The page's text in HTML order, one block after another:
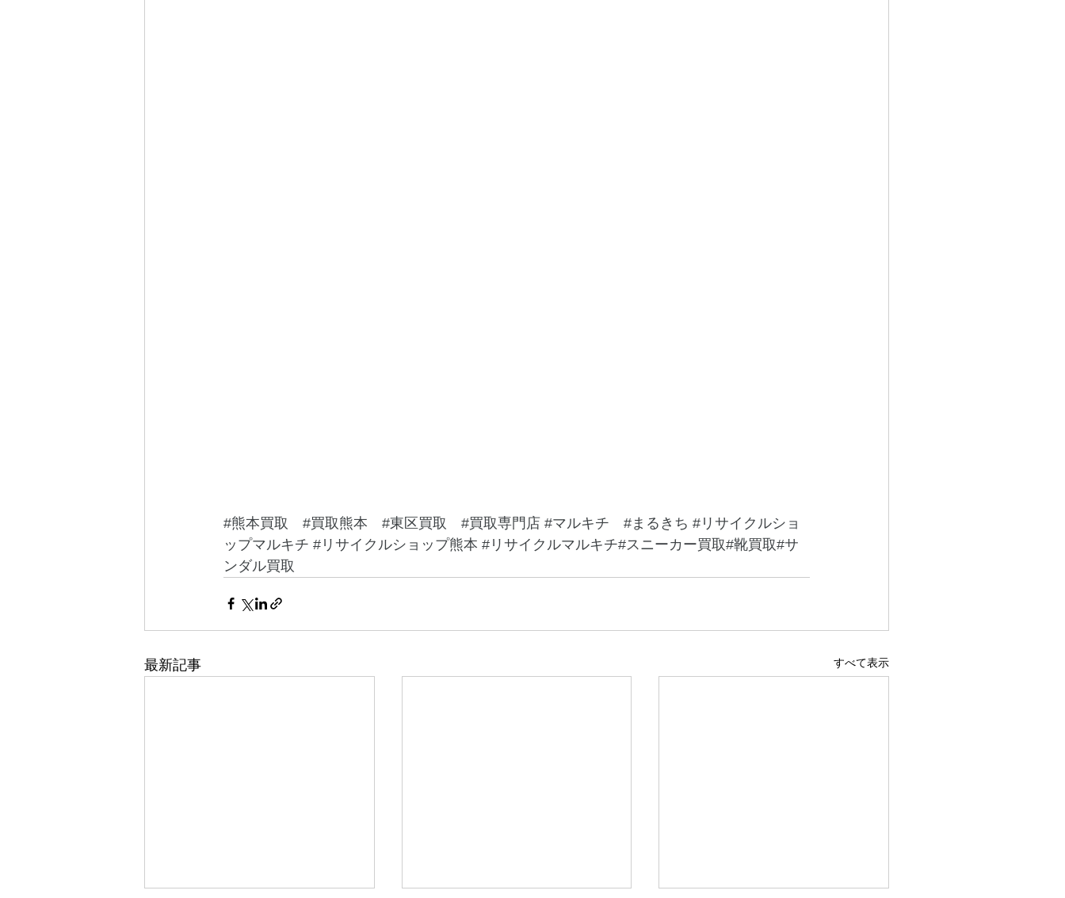
#熊本買取 #買取熊本 #東区買取 #買取専門店 #マルキチ #まるきち #リサイクルショ
ップマルキチ #リサイクルショップ熊本 #リサイクルマルキチ#スニーカー買取#靴買取#サ
ンダル買取
最新記事 すべて表示